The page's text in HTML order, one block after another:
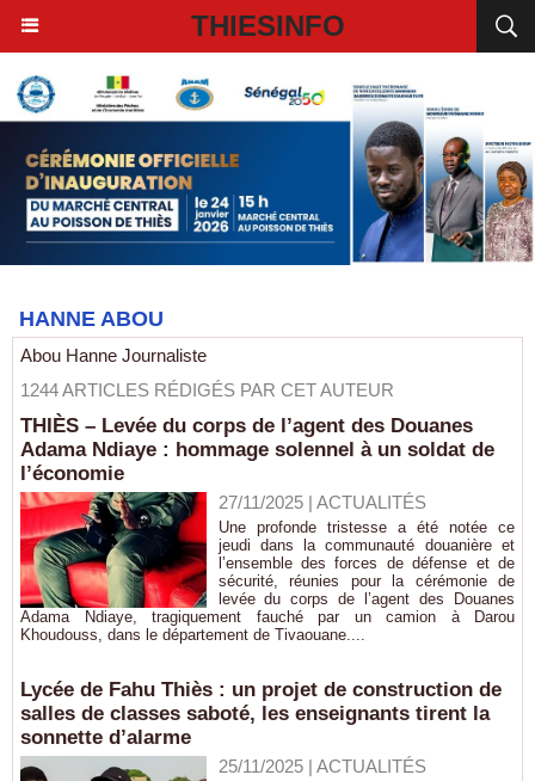
THIESINFO
HANNE ABOU
Abou Hanne Journaliste
1244 ARTICLES RÉDIGÉS PAR CET AUTEUR
THIÈS – Levée du corps de l’agent des Douanes
Adama Ndiaye : hommage solennel à un soldat de
l’économie
27/11/2025| ACTUALITÉS
Une profonde tristesse a été notée ce
jeudi dans la communauté douanière et
l’ensemble des forces de défense et de
sécurité, réunies pour la cérémonie de
levée du corps de l’agent des Douanes
Adama Ndiaye, tragiquement fauché par un camion à Darou
Khoudouss, dans le département de Tivaouane....
Lycée de Fahu Thiès : un projet de construction de
salles de classes saboté, les enseignants tirent la
sonnette d’alarme
25/11/2025| ACTUALITÉS